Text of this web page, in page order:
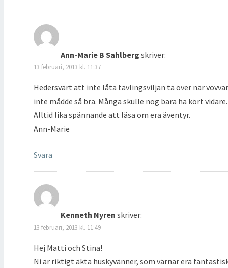
Ann-Marie B Sahlberg skriver:
13 februari, 2013 kl. 11:37
Hedersvärt att inte låta tävlingsviljan ta över när
inte mådde så bra. Många skulle nog bara ha kört vidare.
Alltid lika spännande att läsa om era äventyr.
Ann-Marie
Svara
Kenneth Nyren skriver:
13 februari, 2013 kl. 11:49
Hej Matti och Stina!
Ni är riktigt äkta huskyvänner, som värnar era